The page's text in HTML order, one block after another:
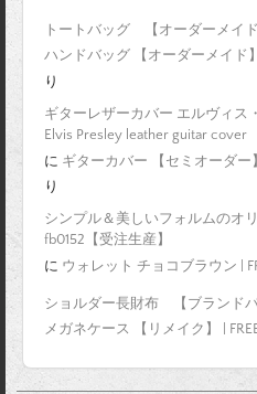
トートバッグ 【オーダーメイド
ハンドバッグ 【オーダーメイド
り
ギターレザーカバー エルヴィス
Elvis Presley leather guitar cover
に ギターカバー 【セミオーダー
り
シンプル＆美しいフォルムのオ
fb0152【受注生産】
に ウォレット チョコブラウン |
ショルダー長財布 【ブランドバ
メガネケース 【リメイク】 |